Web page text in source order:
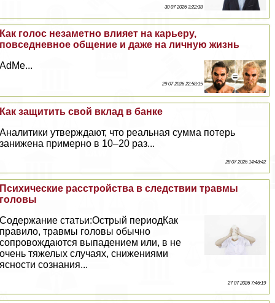
30 07 2026 3:22:38
Как голос незаметно влияет на карьеру,
повседневное общение и даже на личную жизнь
AdMe...
29 07 2026 22:58:15
Как защитить свой вклад в банке
Аналитики утверждают, что реальная сумма потерь
занижена примерно в 10–20 раз...
28 07 2026 14:48:42
Психические расстройства в следствии травмы
головы
Содержание статьи:Острый периодКак
правило, травмы головы обычно
сопровождаются выпадением или, в не
очень тяжелых случаях, снижениями
ясности сознания...
27 07 2026 7:46:19